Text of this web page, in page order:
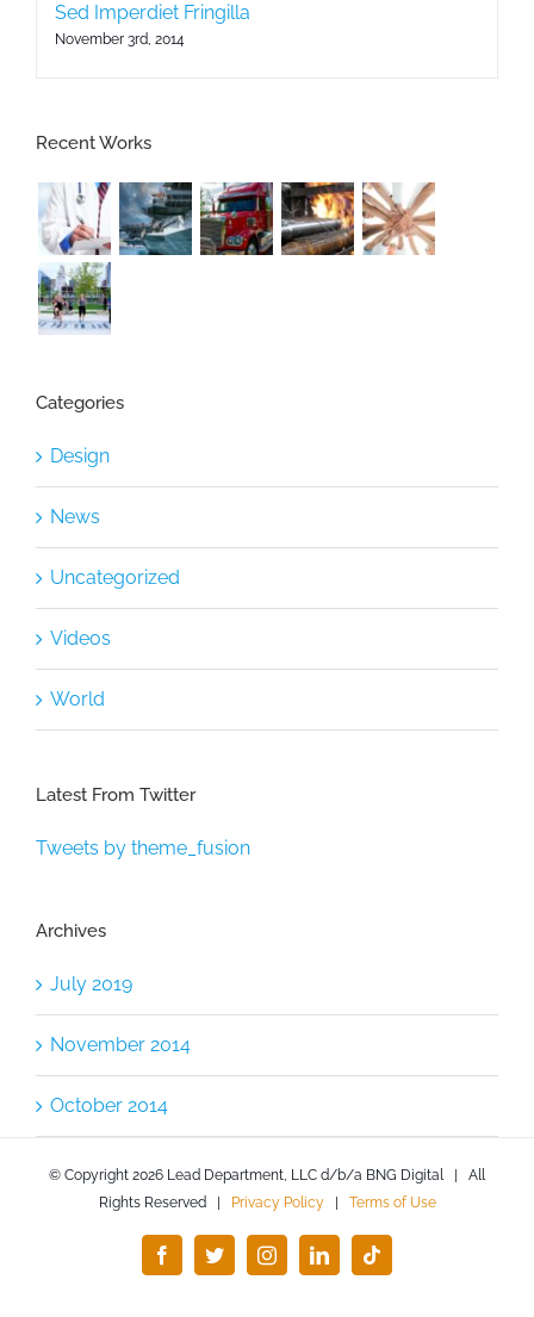
Sed Imperdiet Fringilla
November 3rd, 2014
Recent Works
Categories
Design
News
Uncategorized
Videos
World
Latest From Twitter
Tweets by theme_fusion
Archives
July 2019
November 2014
October 2014
© Copyright 2026 Lead Department, LLC d/b/a BNG Digital | All
Rights Reserved |
Privacy Policy| Terms of Use
FacebookTwitterInstagramLinkedInTiktok